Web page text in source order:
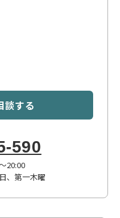
談する
590
20:00
、第一木曜